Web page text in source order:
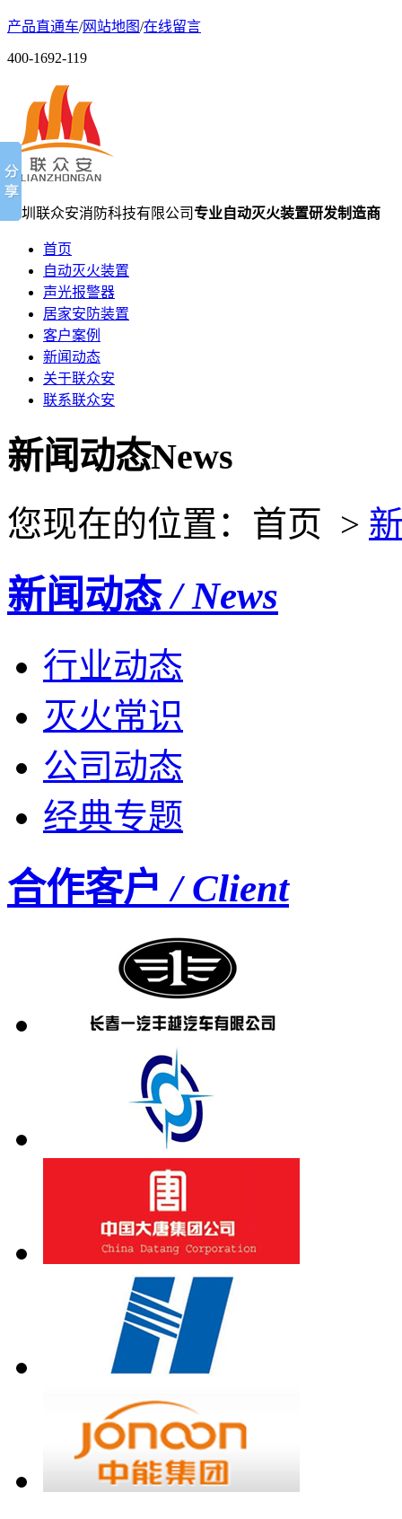
产品直通车/网站地图/在线留言
400-1692-119
深圳联众安消防科技有限公司专业自动灭火装置研发制造商
首页
自动灭火装置
声光报警器
居家安防装置
客户案例
新闻动态
关于联众安
联系联众安
新闻动态News
您现在的位置：首页 >
新闻动态/ News
行业动态
灭火常识
公司动态
经典专题
合作客户/ Client